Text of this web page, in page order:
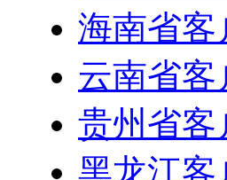
海南省客
云南省
贵州省客
黑龙江客